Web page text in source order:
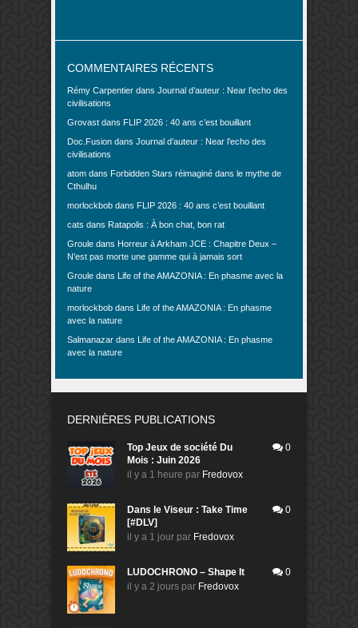
COMMENTAIRES RÉCENTS
Rémy Carpentier dans Journal d’auteur : Near l’echo des
civilisations
Grovast dans FLIP 2026 : 40 ans c’est bouillant
Doc.Fusion dans Journal d’auteur : Near l’echo des
civilisations
atom dans Forbidden Stars réimaginé dans le mythe de
Cthulhu
morlockbob dans FLIP 2026 : 40 ans c’est bouillant
cats dans Ratapolis : À bon chat, bon rat
Groule dans Horreur à Arkham JCE : Chapitre Deux –
N’est pas morte une gamme qui à jamais sort
Groule dans
Life of the AMAZONIA : En phasme avec la
nature
morlockbob dans
Life of the AMAZONIA : En phasme
avec la nature
Salmanazar dans
Life of the AMAZONIA : En phasme
avec la nature
DERNIÈRES PUBLICATIONS
Top Jeux de société Du
Mois : Juin 2026
il y a 1 heure par Fredovox
0
Dans le Viseur : Take Time
[#DLV]
il y a 1 jour par Fredovox
0
LUDOCHRONO – Shape It
il y a 2 jours par Fredovox
0